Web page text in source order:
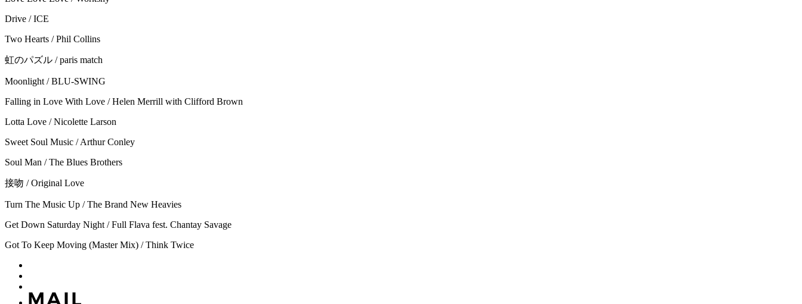
Drive / ICE
Two Hearts / Phil Collins
虹のパズル / paris match
Moonlight / BLU-SWING
Falling in Love With Love / Helen Merrill with Clifford Brown
Lotta Love / Nicolette Larson
Sweet Soul Music / Arthur Conley
Soul Man / The Blues Brothers
接吻 / Original Love
Turn The Music Up / The Brand New Heavies
Get Down Saturday Night / Full Flava fest. Chantay Savage
Got To Keep Moving (Master Mix) / Think Twice